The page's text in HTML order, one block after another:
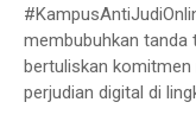
membubuhkan tanda
bertuliskan
perjudian digital di